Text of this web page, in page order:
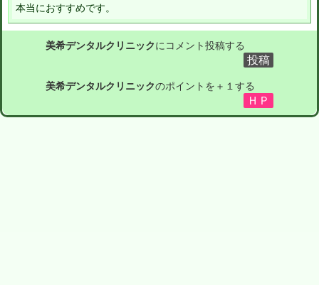
本当におすすめです。
美希デンタルクリニックにコメント投稿する
美希デンタルクリニックのポイントを＋１する